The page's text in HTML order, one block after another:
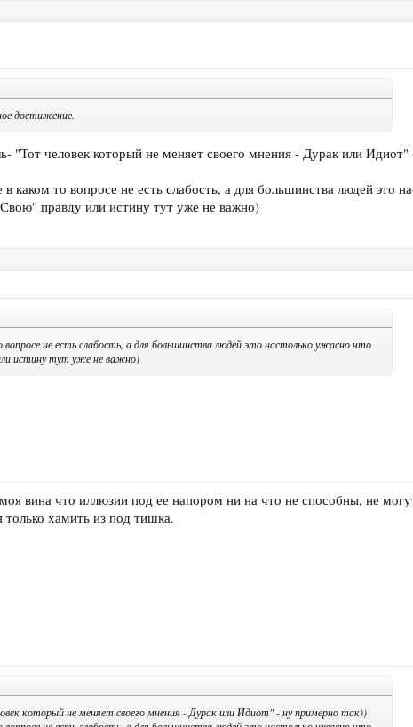
достижение.
"Тот человек который не меняет своего мнения - Дурак или
каком то вопросе не есть слабость, а для большинства людей это
правду или истину тут уже не важно)
не есть слабость, а для большинства людей это настолько ужасно что
истину тут уже не важно)
вина что иллюзии под ее напором ни на что не способны, не
только хамить из под тишка.
который не меняет своего мнения - Дурак или Идиот" - ну примерно так))